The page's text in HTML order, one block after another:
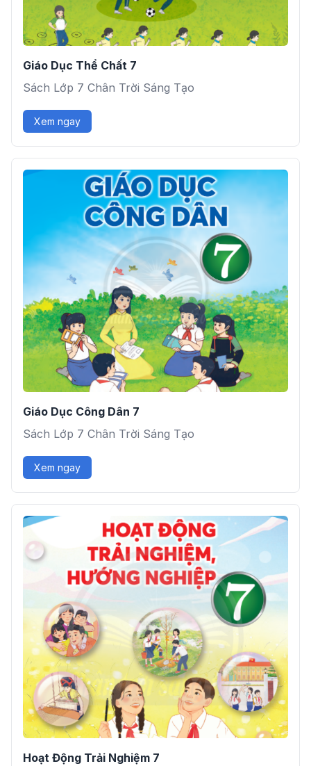
Giáo Dục Thể Chất 7
Sách Lớp 7 Chân Trời Sáng Tạo
Xem ngay
Giáo Dục Công Dân 7
Sách Lớp 7 Chân Trời Sáng Tạo
Xem ngay
Hoạt Động Trải Nghiệm 7